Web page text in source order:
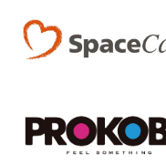
本サイトに掲載されている画像
copyright NHK